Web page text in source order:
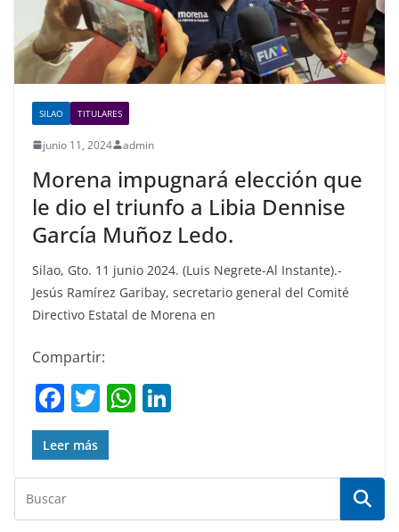
SILAO TITULARES
junio 11, 2024 admin
Morena impugnará elección que
le dio el triunfo a Libia Dennise
García Muñoz Ledo.
Silao, Gto. 11 junio 2024. (Luis Negrete-Al Instante).-
Jesús Ramírez Garibay, secretario general del Comité
Directivo Estatal de Morena en
Compartir:
F
a
c
e
b
T
w
itt
er
W
s
A
e
dI
Leer más